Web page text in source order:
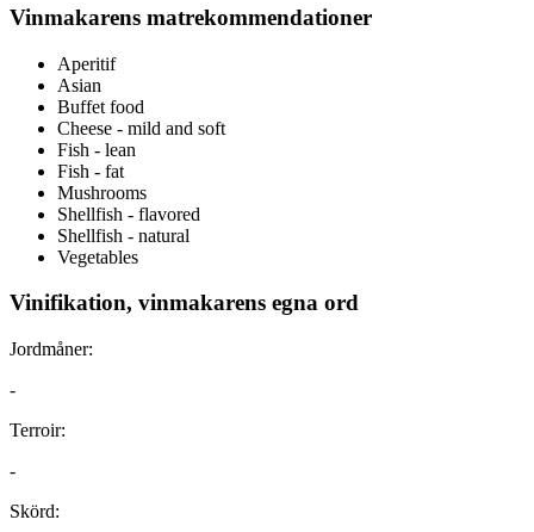
Vinmakarens matrekommendationer
Aperitif
Asian
Buffet food
Cheese - mild and soft
Fish - lean
Fish - fat
Mushrooms
Shellfish - flavored
Shellfish - natural
Vegetables
Vinifikation, vinmakarens egna ord
Jordmåner:
-
Terroir:
-
Skörd: